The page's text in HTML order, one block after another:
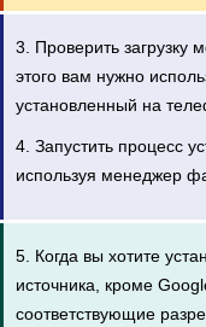
3. Проверить загрузку
этого вам нужно
установленный на
4. Запустить процесс
используя менеджер
5. Когда вы хотите
источника, кроме
соответствующие